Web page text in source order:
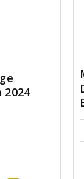
2024